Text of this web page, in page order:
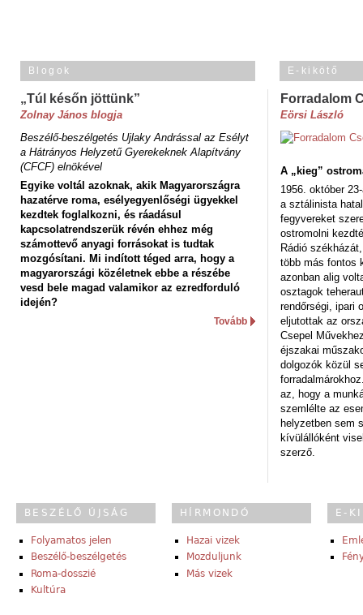
Blogok
„Túl későn jöttünk”
Zolnay János blogja
Beszélő-beszélgetés Ujlaky Andrással az Esélyt
a Hátrányos Helyzetű Gyerekeknek Alapítvány
(CFCF) elnökével
Egyike voltál azoknak, akik Magyarországra
hazatérve roma, esélyegyenlőségi ügyekkel
kezdtek foglalkozni, és ráadásul
kapcsolatrendszerük révén ehhez még
számottevő anyagi forrásokat is tudtak
mozgósítani. Mi indított téged arra, hogy a
magyarországi közéletnek ebbe a részébe
vesd bele magad valamikor az ezredforduló
idején?
Tovább
E-kikötő
Forradalom
Eörsi László
A „kieg”
1956. október
a sztálinista
fegyvereket
ostromolni
Rádió
több más fontos
azonban alig
osztagok
rendőrségi, ipari
eljutottak az
Csepel
éjszakai
dolgozók közül
az, hogy a
szemlélte az
helyzetben sem
kívülállóként
szerző.
BESZÉLŐ ÚJSÁG
Folyamatos jelen
Beszélő-beszélgetés
Roma-dosszié
Kultúra
HÍRMONDÓ
Hazai vizek
Mozduljunk
Más vizek
E-